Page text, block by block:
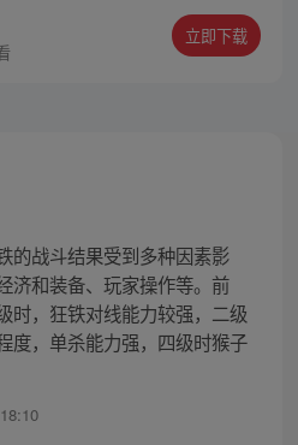
立即下载
的战斗结果受到多种因素影
济和装备、玩家操作等。前
时，狂铁对线能力较强，二级
度，单杀能力强，四级时猴子